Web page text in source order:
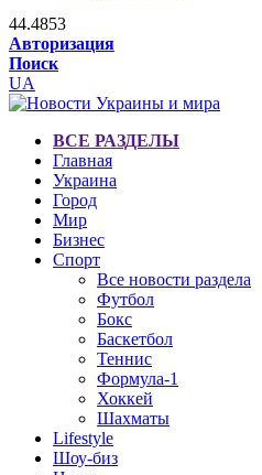
44.4853
Авторизация
Поиск
UA
ВСЕ РАЗДЕЛЫ
Главная
Украина
Город
Мир
Бизнес
Спорт
Все новости раздела
Футбол
Бокс
Баскетбол
Теннис
Формула-1
Хоккей
Шахматы
Lifestyle
Шоу-биз